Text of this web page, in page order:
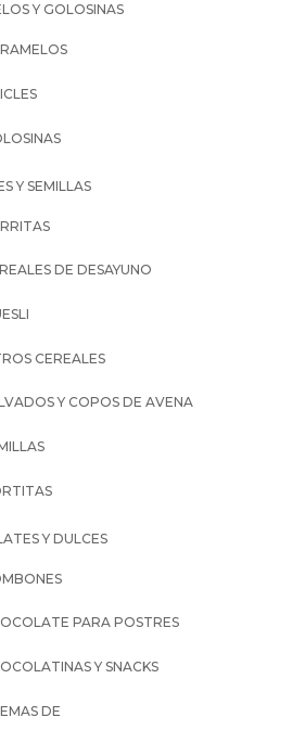
Y GOLOSINAS
Y SEMILLAS
DE DESAYUNO
CEREALES
Y COPOS DE AVENA
Y DULCES
PARA POSTRES
Y SNACKS
DE